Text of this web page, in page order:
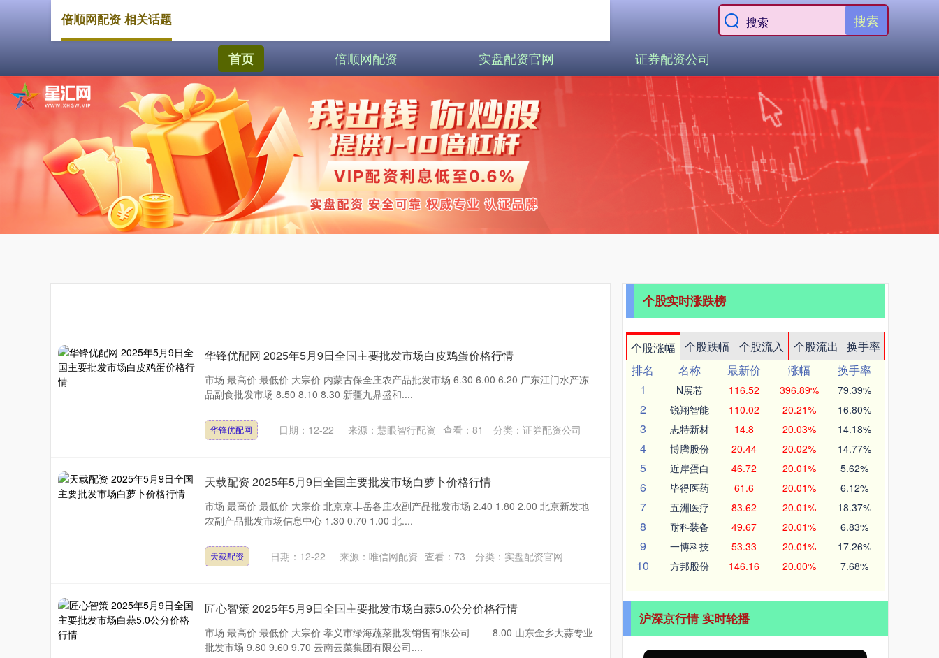
搜索
首页 倍顺网配资 实盘配资官网 证券配资公司
倍顺网配资 相关话题
华锋优配网 2025年5月9日全国主要批发市场白皮鸡蛋价格行情
市场 最高价 最低价 大宗价 内蒙古保全庄农产品批发市场 6.30 6.00 6.20 广东江门水产冻
品副食批发市场 8.50 8.10 8.30 新疆九鼎盛和....
华锋优配网 日期：12-22 来源：慧眼智行配资 查看： 81 分类： 证券配资公司
天载配资 2025年5月9日全国主要批发市场白萝卜价格行情
市场 最高价 最低价 大宗价 北京京丰岳各庄农副产品批发市场 2.40 1.80 2.00 北京新发地
农副产品批发市场信息中心 1.30 0.70 1.00 北....
天载配资 日期：12-22 来源：唯信网配资 查看： 73 分类： 实盘配资官网
匠心智策 2025年5月9日全国主要批发市场白蒜5.0公分价格行情
市场 最高价 最低价 大宗价 孝义市绿海蔬菜批发销售有限公司 -- -- 8.00 山东金乡大蒜专业
批发市场 9.80 9.60 9.70 云南云菜集团有限公司....
个股实时涨跌榜
个股涨幅 个股跌幅 个股流入 个股流出
换手率
排名
名称 最新价 涨幅
换手率
1
N展芯 116.52 396.89% 79.39%
2 锐翔智能 110.02 20.21% 16.80%
3 志特新材 14.8 20.03% 14.18%
4 博腾股份 20.44 20.02% 14.77%
5 近岸蛋白 46.72 20.01% 5.62%
6 毕得医药 61.6 20.01% 6.12%
7 五洲医疗 83.62 20.01% 18.37%
8 耐科装备 49.67 20.01% 6.83%
9 一博科技 53.33 20.01% 17.26%
10 方邦股份 146.16 20.00% 7.68%
沪深京行情 实时轮播